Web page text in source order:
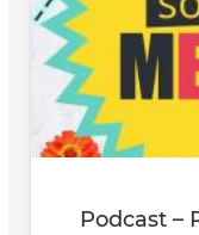
Podcast –